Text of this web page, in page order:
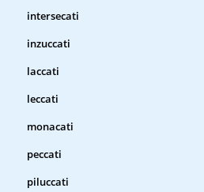
intersecati
inzuccati
laccati
leccati
monacati
peccati
piluccati